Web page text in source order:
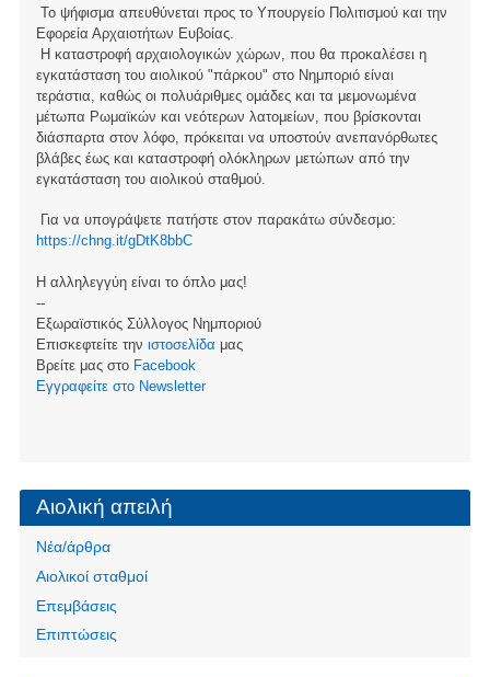
Το ψήφισμα απευθύνεται προς το Υπουργείο Πολιτισμού και την
Εφορεία Αρχαιοτήτων Ευβοίας.
Η καταστροφή αρχαιολογικών χώρων, που θα προκαλέσει η
εγκατάσταση του αιολικού "πάρκου" στο Νημποριό είναι
τεράστια, καθώς οι πολυάριθμες ομάδες και τα μεμονωμένα
μέτωπα Ρωμαϊκών και νεότερων λατομείων, που βρίσκονται
διάσπαρτα στον λόφο, πρόκειται να υποστούν ανεπανόρθωτες
βλάβες έως και καταστροφή ολόκληρων μετώπων από την
εγκατάσταση του αιολικού σταθμού.
Για να υπογράψετε πατήστε στον παρακάτω σύνδεσμο:
https://chng.it/gDtK8bbC
Η αλληλεγγύη είναι το όπλο μας!
--
Εξωραϊστικός Σύλλογος Νημποριού
Επισκεφτείτε την ιστοσελίδα μας
Βρείτε μας στο Facebook
Eγγραφείτε στο Newsletter
Αιολική απειλή
Νέα/άρθρα
Αιολικοί σταθμοί
Επεμβάσεις
Επιπτώσεις